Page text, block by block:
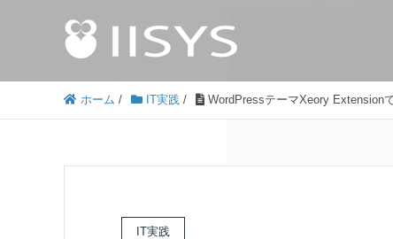
ホーム / IT実践 / WordPressテーマXeory Extension
IT実践